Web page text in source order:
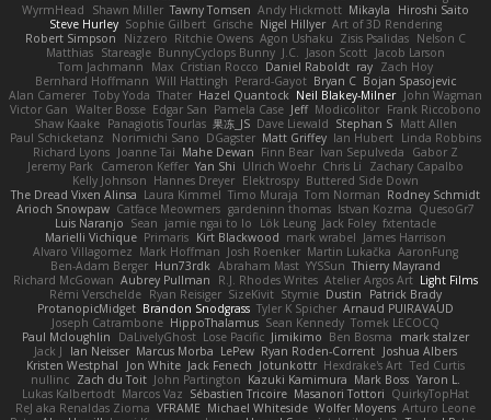
WyrmHead
Shawn Miller Tawny Tomsen Andy Hickmott Mikayla
Hiroshi Saito
Steve Hurley Sophie Gilbert Grische Nigel Hillyer Art of 3D Rendering
Robert Simpson
Nizzero Ritchie Owens Agon Ushaku Zisis Psalidas Nelson C
Matthias Stareagle BunnyCyclops Bunny J.C. Jason Scott Jacob Larson
Tom Jachmann
Max Cristian Rocco Daniel Raboldt ray Zach Hoy
Bernhard Hoffmann Will Hattingh Perard-Gayot Bryan C Bojan Spasojevic
Alan Camerer Toby Yoda Thater Hazel Quantock Neil Blakey-Milner John Wagman
Victor Gan Walter Bosse Edgar San Pamela Case Jeff Modicolitor Frank Riccobono
Shaw Kaake Panagiotis Tourlas 果冻_JS Dave Liewald Stephan S Matt Allen
Paul Schicketanz
Norimichi Sano DGagster Matt Griffey Ian Hubert Linda Robbins
Richard Lyons Joanne Tai Mahe Dewan Finn Bear Ivan Sepulveda
Gabor Z
Jeremy Park
Cameron Keffer Yan Shi Ulrich Woehr Chris Li
Zachary Capalbo
Kelly Johnson Hannes Dreyer Elektrospy Buttered Side Down
The Dread Vixen Alinsa Laura Kimmel Timo Muraja Tom Norman Rodney Schmidt
Arioch Snowpaw Catface Meowmers gardeninn thomas Istvan Kozma QuesoGr7
Luis Naranjo Sean jamie ngai to lo Lök Leung Jack Foley fxtentacle
Marielli Vichique Primaris Kirt Blackwood mark wrabel James Harrison
Alvaro Villagomez Mark Hoffman Josh Roenker Martin Lukačka AaronFung
Ben-Adam Berger Hun73rdk Abraham Mast YYSSun Thierry Mayrand
Richard McGowan Aubrey Pullman R.J. Rhodes Writes Atelier Argos Art Light Films
Rémi Verschelde Ryan Reisiger SizeKivit Stymie Dustin
Patrick Brady
ProtanopicMidget Brandon Snodgrass Tyler K Spicher Arnaud PUIRAVAUD
Joseph Catrambone HippoThalamus Sean Kennedy Tomek LECOCQ
Paul Mcloughlin
DaLivelyGhost Lose Pacific Jimikimo Ben Bosma
mark stalzer
Jack J
Ian Neisser Marcus Morba LePew Ryan Roden-Corrent Joshua Albers
Kristen Westphal
Jon White Jack Fenech Jotunkottr Hexdrake's Art Ted Curtis
nullinc Zach du Toit John Partington Kazuki Kamimura Mark Boss Yaron L.
Lukas Kalbertodt Marcos Vaz Sébastien Tricoire Masanori Tottori QuirkyTopHat
ReJ aka Renaldas Zioma VFRAME Michael Whiteside Wolfer Moyens Arturo Leone